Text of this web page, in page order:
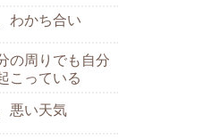
わかち合い
の周りでも自分
こっている
悪い天気